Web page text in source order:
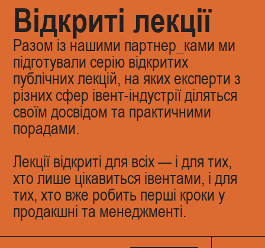
Відкриті лекції
Разом із нашими партнер_ками ми
підготували серію відкритих
публічних лекцій, на яких експерти з
різних сфер івент-індустрії діляться
своїм досвідом та практичними
порадами.
Лекції відкриті для всіх — і для тих,
хто лише цікавиться івентами, і для
тих, хто вже робить перші кроки у
продакшні та менеджменті.